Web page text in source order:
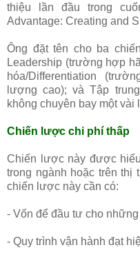
thiệu lần đầu trong
Advantage: Creating and
Ông đặt tên cho ba
Leadership (trường hợp
hóa/Differentiation
lượng cao); và Tập
không chuyên bay một vài
Chiến lược chi phí thấp
Chiến lược này được
trong ngành hoặc trên thị
chiến lược này cần có:
- Vốn để đầu tư cho
- Quy trình vận hành đạt